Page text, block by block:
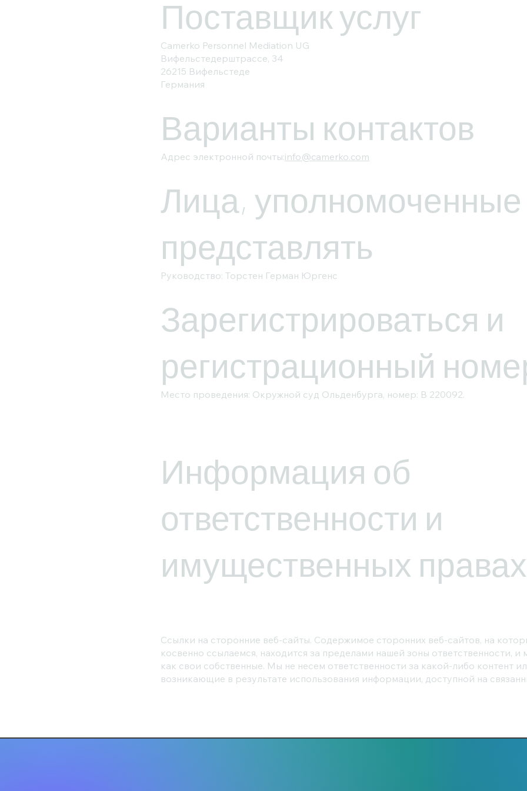
Поставщик услуг
Camerko Personnel Mediation UG
Вифельстедерштрассе, 34
26215 Вифельстеде
Германия
Варианты контактов
Адрес электронной почты:info@camerko.com
Лица, уполномоченные
представлять
Руководство: Торстен Герман Юргенс
Зарегистрироваться и
регистрационный
Место проведения: Окружной суд Ольденбурга, номер: B 220092.
Информация об
ответственности и
имущественных правах
Ссылки на сторонние веб-сайты. Содержимое сторонних веб-сайтов, на
косвенно ссылаемся, находится за пределами нашей зоны ответственности,
как свои собственные. Мы не несем ответственности за какой-либо контент
возникающие в результате использования информации, доступной на